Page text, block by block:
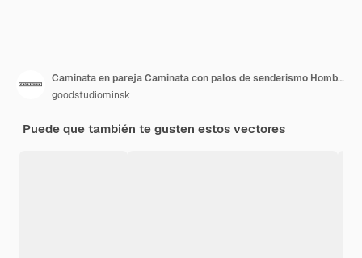
Caminata en pareja Caminata con palos de senderismo Hombre y mujer felices Caminantes en vacaciones de verano Viajes de aventura Turistas activos en senderos
goodstudiominsk
Puede que también te gusten estos vectores